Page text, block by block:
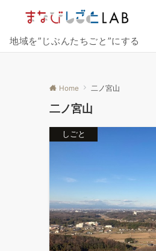
地域を”じぶんたちごと”にする
Home 二ノ宮山
二ノ宮山
しごと